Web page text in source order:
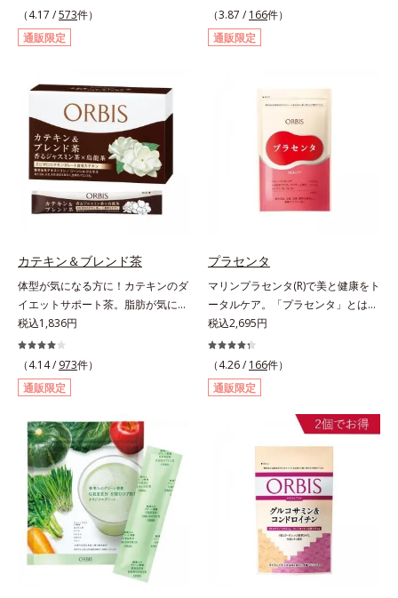
シェイクです。サクサクッと噛める
食感豊かな大豆フレークが、噛むこ
とで食欲を満たしてくれます。さら
ンナンがおなかの中で膨らみ、満足
感をアップ。豊富な栄養素でキレイ
を目指すダイエッターを、内側から
サポートします！黒糖きなこ味（カ
ロリー 92kcal ※1食分・本品粉末の
み）やさしい甘さの黒糖とほのかに
香るきなこが溶け合う幸せな味わ
い。たっぷり飲んでも飽きないおい
（4.17 /573件）
通販限定
手軽に摂れる美容パウダーです。無
味無臭で飲み物や料理に影響がな
く、冷たい飲み物にも簡単に溶ける
（3.87 / 166件）
通販限定
カテキン＆ブレンド茶
体型が気になる方に！カテキンのダ
イエットサポート茶。脂肪が気にな
る食事と一緒にカテキンを。さら
に、食物繊維とコーンシルクエキス
で、ぽっこりやからだの巡りをケ
ア。カテキン・コーンシルク・食物
繊維のトリプルパワーがダイエット
税込1,836円
（4.14 / 973件）
通販限定
プラセンタ
マリンプラセンタ(R)で美と健康をト
ータルケア。「プラセンタ」とは、
母から子へ酸素や栄養素をおく
る“胎盤”のこと。豊富な栄養素を含
むプラセンタは、みずみずしい美し
さや元気を求める女性の間で大きな
注目を集めている成分です。豚由来
のプラセンタが多い中、オルビスは
鮭由来のプラセンタを採用しまし
るエラスチンのほか、うるおいをキ
ープするヒアルロン酸、コラーゲ
ン、みずみずしさをアシストするコ
ンドロイチン硫酸など、美しさに磨
きをかける6成分をぎゅっと凝縮。
吸収もスムーズです。
税込2,695円
（4.26 / 166件）
通販限定